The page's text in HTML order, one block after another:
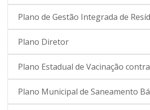
Plano de Gestão Integrada de
Plano Diretor
Plano Estadual de Vacinação
Plano Municipal de Saneamento